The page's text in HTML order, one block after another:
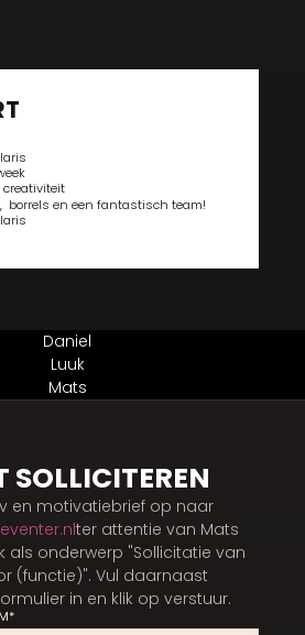
creativiteit
borrels en een fantastisch team!
SOLLICITEREN
en motivatiebrief op naar
ter attentie van Mats
als onderwerp "Sollicitatie van
(functie)". Vul daarnaast
in en klik op verstuur.